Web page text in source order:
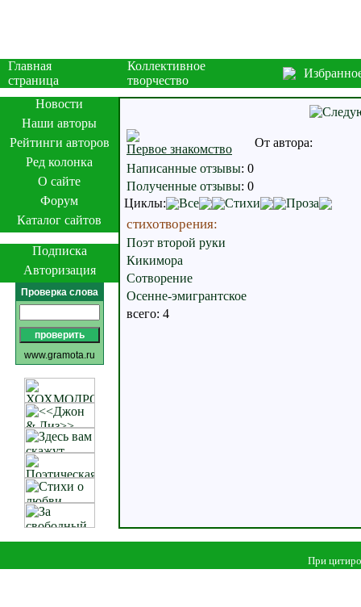
Главная
страница
Коллективное
творчество
Новости
Наши авторы
Рейтинги авторов
Ред колонка
О сайте
Форум
Каталог сайтов
Подписка
Авторизация
Проверка слова
www.gramota.ru
Первое знакомство
От автора:
Написанные отзывы: 0
Полученные отзывы: 0
Циклы:
Все Стихи Проза
стихотворения:
Поэт второй руки
Кикимора
Сотворение
Осенне-эмигрантское
всего: 4
При